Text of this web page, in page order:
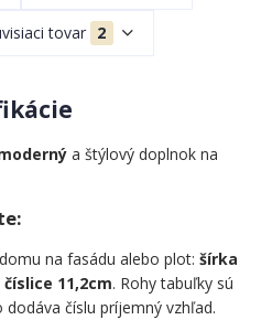
tovar 2
a štýlový doplnok na
na fasádu alebo plot: šírka
11,2cm. Rohy tabuľky sú
číslu príjemný vzhľad.